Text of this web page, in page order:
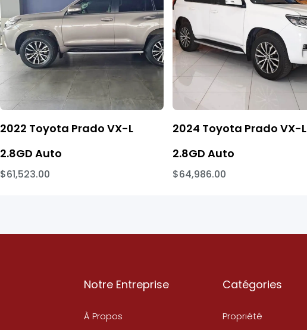
2022 Toyota Prado VX-L
2.8GD Auto
$61,523.00
2024 Toyota Prado VX-L
2.8GD Auto
$64,986.00
Notre Entreprise
À Propos
Catégories
Propriété